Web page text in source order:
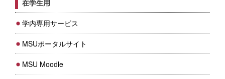
在学生用
学内専用サービス
MSUポータルサイト
MSU Moodle